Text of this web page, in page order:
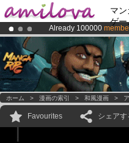
マン
ゲー
Already 100000
Premium membership
AmilovaKickstarter is
ホーム > 漫画の索引 > 和風漫画 >
Favourites シェアす